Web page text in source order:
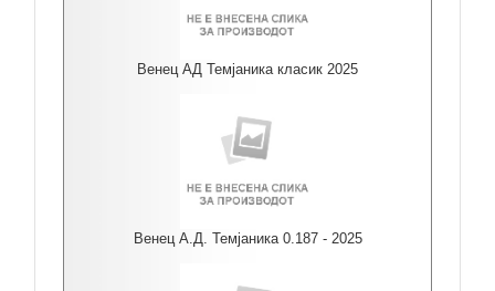
Венец АД Темјаника класик 2025
Венец А.Д. Темјаника 0.187 - 2025